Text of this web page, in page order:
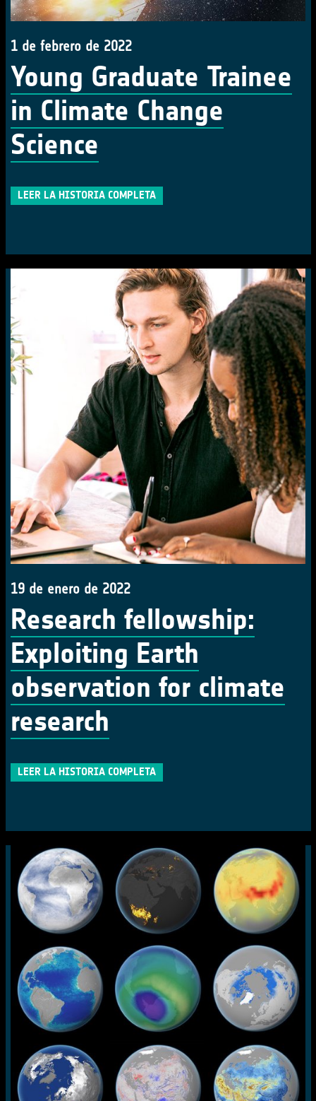
1 de febrero de 2022
Young Graduate Trainee
in Climate Change
Science
LEER LA HISTORIA COMPLETA
19 de enero de 2022
Research fellowship:
Exploiting Earth
observation for climate
research
LEER LA HISTORIA COMPLETA